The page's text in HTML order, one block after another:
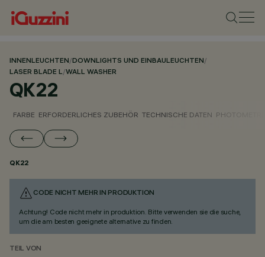
INNENLEUCHTEN/DOWNLIGHTS UND EINBAULEUCHTEN/
LASER BLADE L/WALL WASHER
QK22
FARBE ERFORDERLICHES ZUBEHÖR TECHNISCHE DATEN
QK22
CODE NICHT MEHR IN PRODUKTION
Achtung! Code nicht mehr in produktion. Bitte verwenden sie die suche,
um die am besten geeignete alternative zu finden.
TEIL VON